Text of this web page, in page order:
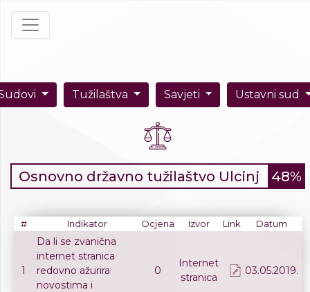
Tužilaštva Savjeti Ustavni sud
Osnovno državno tužilaštvo Ulcinj 48%
# Indikator Ocjena Izvor Link Datum
1
Da li se zvanična
internet stranica
redovno ažurira
novostima i
0
Internet
stranica
03.05.2019.